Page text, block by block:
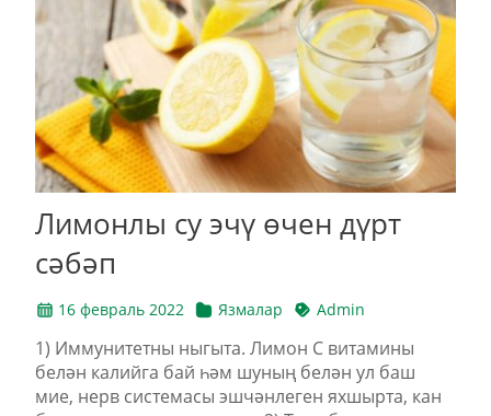
Лимонлы су эчү өчен дүрт
сәбәп
16 февраль 2022 Язмалар Admin
1) Иммунитетны ныгыта. Лимон С витамины
белән калийга бай һәм шуның белән ул баш
мие, нерв системасы эшчәнлеген яхшырта, кан